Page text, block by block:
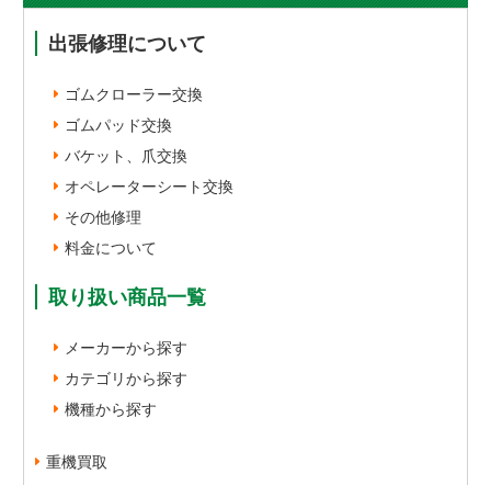
出張修理について
ゴムクローラー交換
ゴムパッド交換
バケット、爪交換
オペレーターシート交換
その他修理
料金について
取り扱い商品一覧
メーカーから探す
カテゴリから探す
機種から探す
重機買取